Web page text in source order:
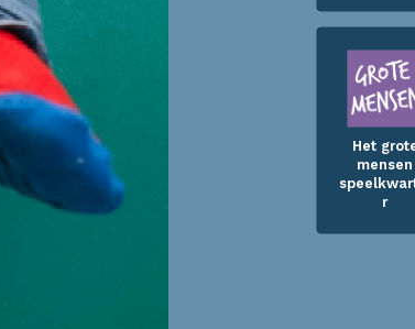
Het
mensen
r